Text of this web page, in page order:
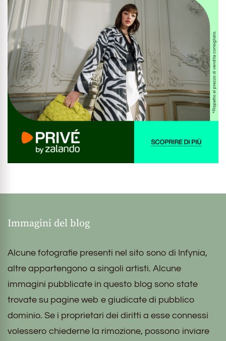
Immagini del blog
Alcune fotografie presenti nel sito sono di Infynia,
altre appartengono a singoli artisti. Alcune
immagini pubblicate in questo blog sono state
trovate su pagine web e giudicate di pubblico
dominio. Se i proprietari dei diritti a esse connessi
volessero chiederne la rimozione, possono inviare